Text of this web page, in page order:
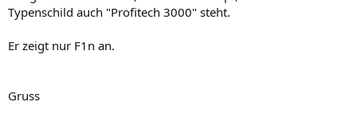
Typenschild auch "Profitech 3000" steht.
Er zeigt nur F1n an.
Gruss